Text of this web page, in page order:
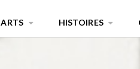
ARTS HISTOIRES